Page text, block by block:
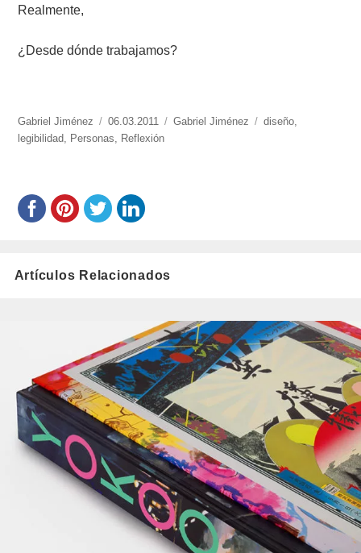
Realmente,
¿Desde dónde trabajamos?
https://www.experimenta.es/author/Gabriel%20Jiménez/
Gabriel Jiménez
Publicado
el
06.03.2011 Categorías
Gabriel Jiménez Etiquetas
diseño
legibilidad Personas Reflexión
Artículos Relacionados